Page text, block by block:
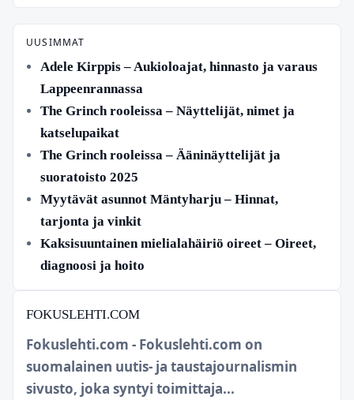
UUSIMMAT
Adele Kirppis – Aukioloajat, hinnasto ja varaus
Lappeenrannassa
The Grinch rooleissa – Näyttelijät, nimet ja
katselupaikat
The Grinch rooleissa – Ääninäyttelijät ja
suoratoisto 2025
Myytävät asunnot Mäntyharju – Hinnat,
tarjonta ja vinkit
Kaksisuuntainen mielialahäiriö oireet – Oireet,
diagnoosi ja hoito
FOKUSLEHTI.COM
Fokuslehti.com - Fokuslehti.com on
suomalainen uutis- ja taustajournalismin
sivusto, joka syntyi toimittaja...